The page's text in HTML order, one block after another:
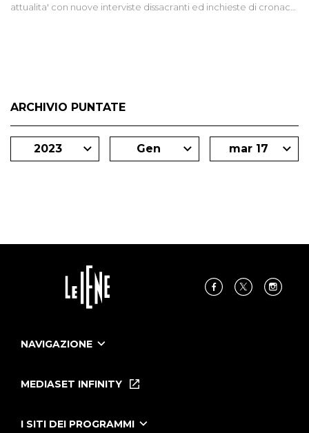
attualita' con nuove interviste dissacranti ed inchieste di cronaca
ARCHIVIO PUNTATE
2023 Gen mar 17
NAVIGAZIONE
Le Iene Presentano Inside
Tutti i servizi
MEDIASET INFINITY
I SITI DEI PROGRAMMI